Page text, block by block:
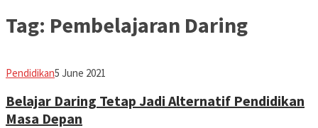
Tag: Pembelajaran Daring
PendidikanAvila
5 June 2021
Belajar Daring Tetap Jadi Alternatif Pendidikan
Masa Depan